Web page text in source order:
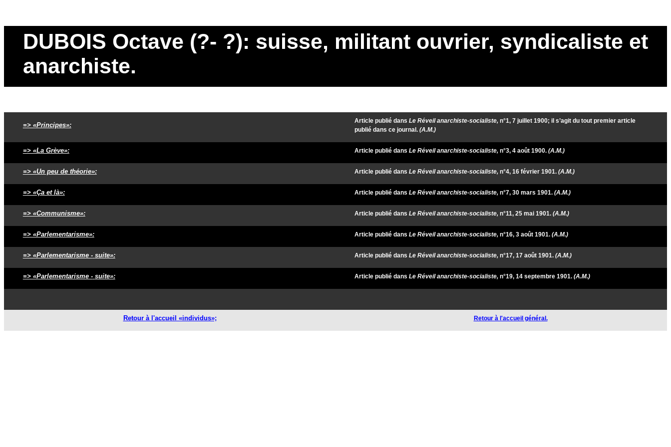
DUBOIS Octave (?- ?): suisse, militant ouvrier, syndicaliste et
anarchiste.
=> «Principes»:
Article publié dans Le Réveil anarchiste-socialiste,n°1, 7 juillet 1900; il s’agit du tout premier article
publié dans ce journal. (A.M.)
=> «La Grève»: Article publié dans Le Réveil anarchiste-socialiste,n°3, 4 août 1900. (A.M.)
=> «Un peu de théorie»: Article publié dans Le Réveil anarchiste-socialiste,n°4, 16 février 1901. (A.M.)
=> «Ça et là»: Article publié dans Le Réveil anarchiste-socialiste,n°7, 30 mars 1901. (A.M.)
=> «Communisme»: Article publié dans Le Réveil anarchiste-socialiste,n°11, 25 mai 1901. (A.M.)
=> «Parlementarisme»: Article publié dans Le Réveil anarchiste-socialiste,n°16, 3 août 1901. (A.M.)
=> «Parlementarisme - suite»: Article publié dans Le Réveil anarchiste-socialiste,n°17, 17 août 1901. (A.M.)
=> «Parlementarisme - suite»: Article publié dans Le Réveil anarchiste-socialiste,n°19, 14 septembre 1901. (A.M.)
Retour à l'accueil «individus»; Retour à l'accueil général.